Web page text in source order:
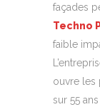
façades
Techno
faible
ouvre les
sur 55